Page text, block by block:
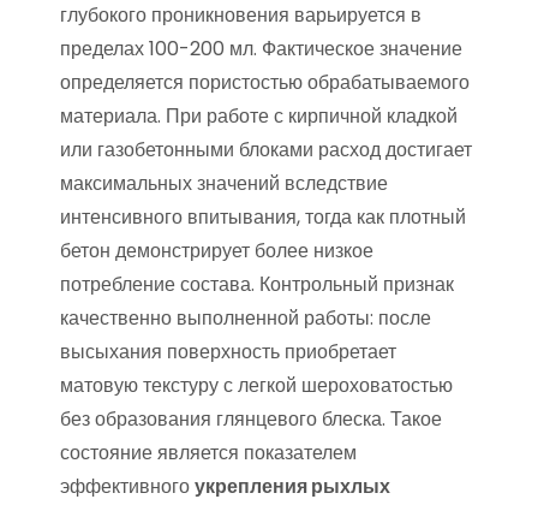
глубокого проникновения варьируется в
пределах 100-200 мл. Фактическое значение
определяется пористостью обрабатываемого
материала. При работе с кирпичной кладкой
или газобетонными блоками расход достигает
максимальных значений вследствие
интенсивного впитывания, тогда как плотный
бетон демонстрирует более низкое
потребление состава. Контрольный признак
качественно выполненной работы: после
высыхания поверхность приобретает
матовую текстуру с легкой шероховатостью
без образования глянцевого блеска. Такое
состояние является показателем
эффективногоукрепления рыхлых